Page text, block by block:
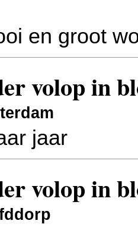
en groot
volop in
jaar
volop in